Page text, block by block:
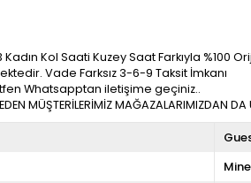
Kadın Kol Saati Kuzey Saat Farkıyla
Vade Farksız 3-6-9 Taksit İmkanı
Whatsapptan iletişime geçiniz..
MÜŞTERİLERİMİZ MAĞAZALARIMIZDAN DA